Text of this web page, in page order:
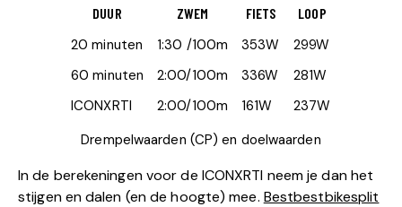
DUUR ZWEM FIETS LOOP
20 minuten 1:30 /100m 353W
299W
60 minuten
2:00/100m 336W
281W
ICONXRTI
2:00/100m 161W
237W
Drempelwaarden (CP) en doelwaarden
In de berekeningen voor de ICONXRTI neem je dan het
stijgen en dalen (en de hoogte) mee. Bestbestbikesplit